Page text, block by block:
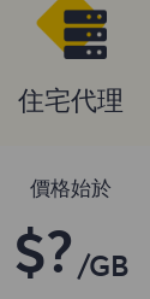
住宅代理
價格始於
$? /GB